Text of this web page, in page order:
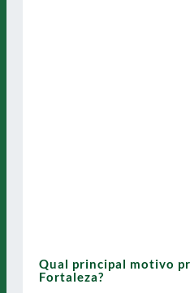
Qual principal motivo
Fortaleza?